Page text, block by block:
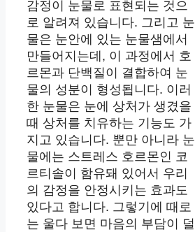
감정이 눈물로 표현되는 것으
로 알려져 있습니다. 그리고 눈
물은 눈안에 있는 눈물샘에서
만들어지는데, 이 과정에서 호
르몬과 단백질이 결합하여 눈
물의 성분이 형성됩니다. 이러
한 눈물은 눈에 상처가 생겼을
때 상처를 치유하는 기능도 가
지고 있습니다. 뿐만 아니라 눈
물에는 스트레스 호르몬인 코
르티솔이 함유돼 있어서 우리
의 감정을 안정시키는 효과도
있다고 합니다. 그렇기에 때로
는 울다 보면 마음의 부담이 덜